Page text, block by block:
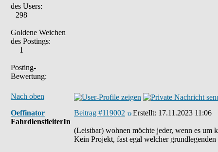
des Users:
298
Goldene Weichen
des Postings:
1
Posting-
Bewertung:
Nach oben
Oeffinator
FahrdienstleiterIn
Beitrag #119002 Erstellt: 17.11.2023 11:06
(Leistbar) wohnen möchte jeder, wenn es um
Kein Projekt, fast egal welcher